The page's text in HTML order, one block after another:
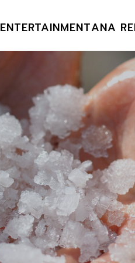
ENTERTAINMENTANA